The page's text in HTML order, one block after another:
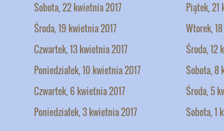
Sobota, 22 kwietnia 2017
Piątek, 21
Środa, 19 kwietnia 2017
Wtorek,
Czwartek, 13 kwietnia 2017
Środa, 12
Poniedziałek, 10 kwietnia 2017
Sobota, 8
Czwartek, 6 kwietnia 2017
Środa, 5
Poniedziałek, 3 kwietnia 2017
Sobota, 1